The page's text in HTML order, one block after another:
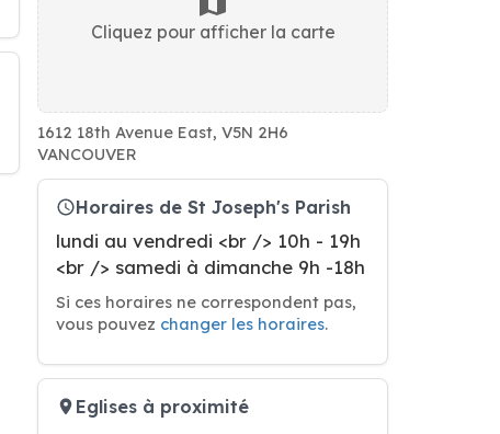
Cliquez pour afficher la carte
1612 18th Avenue East, V5N 2H6
VANCOUVER
Horaires de St Joseph's Parish
lundi au vendredi <br /> 10h - 19h
<br /> samedi à dimanche 9h -18h
Si ces horaires ne correspondent pas,
vous pouvez changer les horaires.
Eglises à proximité